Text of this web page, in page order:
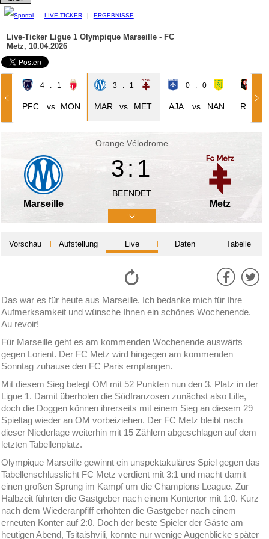
LIVE-TICKER | ERGEBNISSE
Live-Ticker Ligue 1 Olympique Marseille - FC
Metz, 10.04.2026
4 : 1
PFC vs MON
3 : 1
MAR vs MET
0 : 0
AJA vs NAN REN
Orange Vélodrome
Marseille
3:1
BEENDET
Metz
Vorschau Aufstellung Live Daten Tabelle
Das war es für heute aus Marseille. Ich bedanke mich für Ihre
Aufmerksamkeit und wünsche Ihnen ein schönes Wochenende.
Au revoir!
Für Marseille geht es am kommenden Wochenende auswärts
gegen Lorient. Der FC Metz wird hingegen am kommenden
Sonntag zuhause den FC Paris empfangen.
Mit diesem Sieg belegt OM mit 52 Punkten nun den 3. Platz in der
Ligue 1. Damit überholen die Südfranzosen zunächst also Lille,
doch die Doggen können ihrerseits mit einem Sieg an diesem 29
Spieltag wieder an OM vorbeiziehen. Der FC Metz bleibt nach
dieser Niederlage weiterhin mit 15 Zählern abgeschlagen auf dem
letzten Tabellenplatz.
Olympique Marseille gewinnt ein unspektakuläres Spiel gegen das
Tabellenschlusslicht FC Metz verdient mit 3:1 und macht damit
einen großen Sprung im Kampf um die Champions League. Zur
Halbzeit führten die Gastgeber nach einem Kontertor mit 1:0. Kurz
nach dem Wiederanpfiff erhöhten die Gastgeber nach einem
erneuten Konter auf 2:0. Doch der beste Spieler der Gäste am
heutigen Abend, Tsitaishvili, konnte nur wenige Augenblicke später